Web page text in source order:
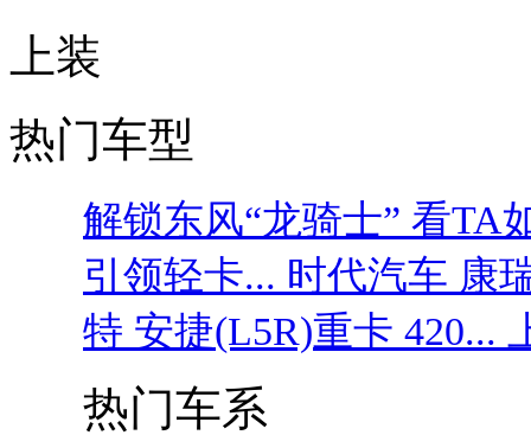
上装
热门车型
解锁东风“龙骑士” 看TA
引领轻卡... 时代汽车 康
特 安捷(L5R)重卡 420...
热门车系